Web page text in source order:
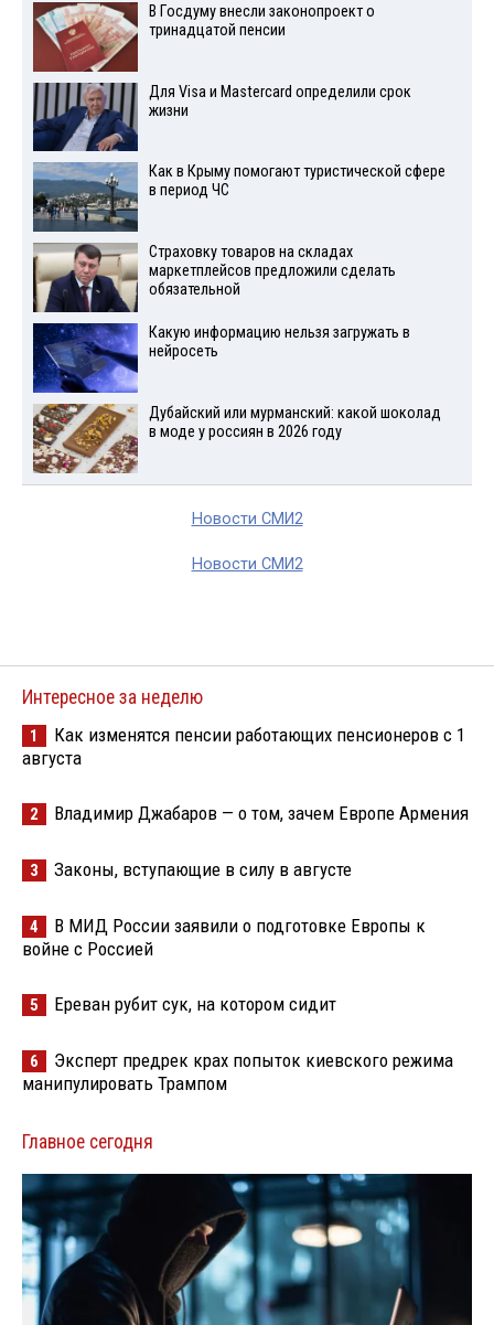
В Госдуму внесли законопроект о
тринадцатой пенсии
Для Visа и Mastercard определили срок
жизни
Как в Крыму помогают туристической сфере
в период ЧС
Страховку товаров на складах
маркетплейсов предложили сделать
обязательной
Какую информацию нельзя загружать в
нейросеть
Дубайский или мурманский: какой шоколад
в моде у россиян в 2026 году
Новости СМИ2
Новости СМИ2
Интересное за неделю
1
Как изменятся пенсии работающих пенсионеров с 1
августа
2 Владимир Джабаров — о том, зачем Европе Армения
3 Законы, вступающие в силу в августе
4
В МИД России заявили о подготовке Европы к
войне с Россией
5 Ереван рубит сук, на котором сидит
6
Эксперт предрек крах попыток киевского режима
манипулировать Трампом
Главное сегодня